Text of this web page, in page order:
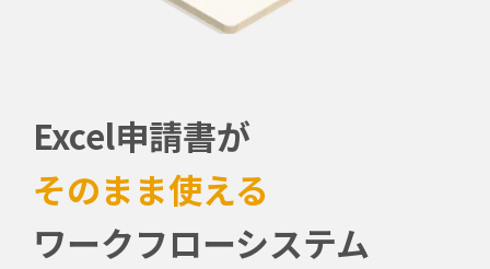
お知らせ
セミナー
パートナー募集
Excel申請書が
そのまま使える
ワークフローシステム